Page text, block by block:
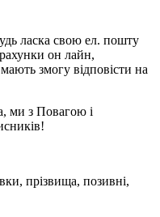
ласка свою ел. пошту
он лайн,
змогу відповісти на
ми з Повагою і
прізвища, позивні,